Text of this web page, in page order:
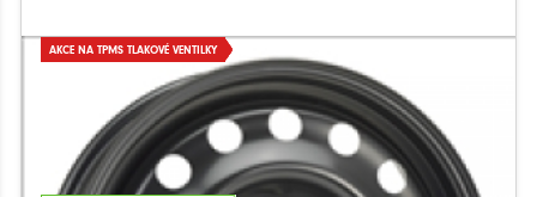
AKCE NA TPMS TLAKOVÉ VENTILKY